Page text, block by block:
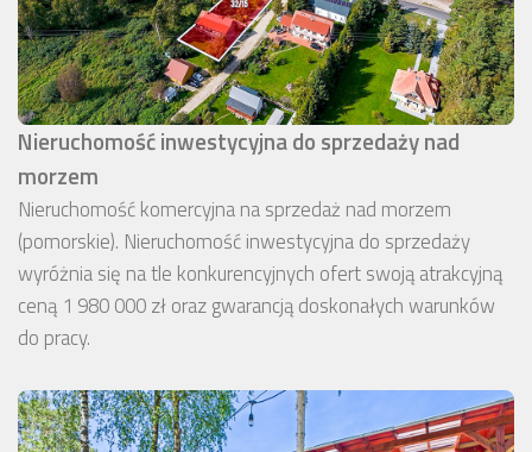
Nieruchomość inwestycyjna do sprzedaży nad
morzem
Nieruchomość komercyjna na sprzedaż nad morzem
(pomorskie). Nieruchomość inwestycyjna do sprzedaży
wyróżnia się na tle konkurencyjnych ofert swoją atrakcyjną
ceną 1 980 000 zł oraz gwarancją doskonałych warunków
do pracy.